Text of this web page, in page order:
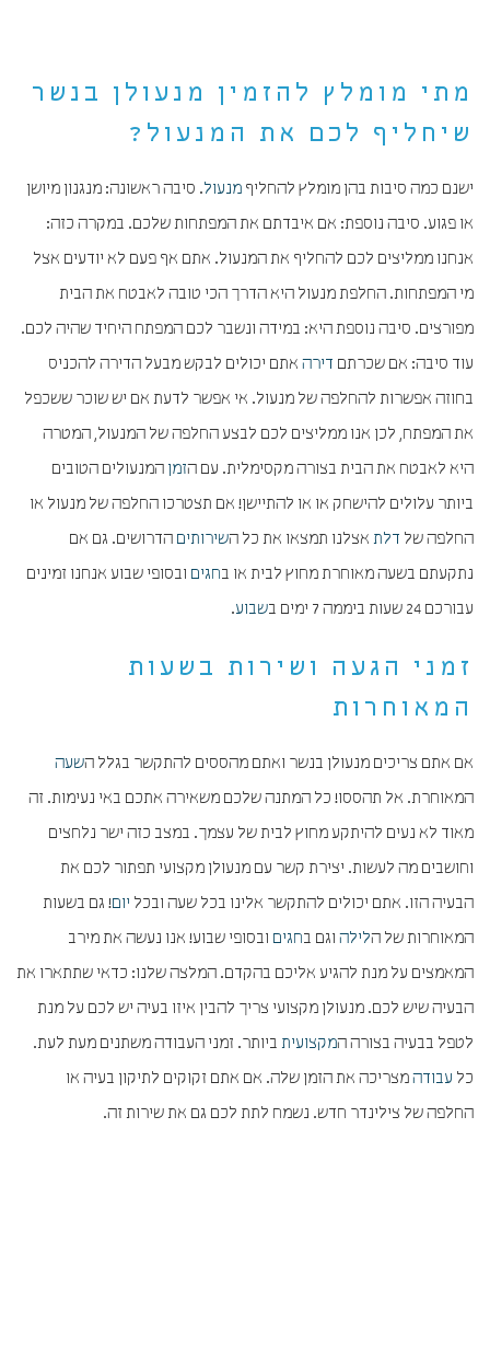
מתי מומלץ להזמין מנעולן בנשר
שיחליף לכם את המנעול?
ישנם כמה סיבות בהן מומלץ להחליף מנעול. סיבה ראשונה: מנגנון מיושן
או פגוע. סיבה נוספת: אם איבדתם את המפתחות שלכם. במקרה כזה:
אנחנו ממליצים לכם להחליף את המנעול. אתם אף פעם לא יודעים אצל
מי המפתחות. החלפת מנעול היא הדרך הכי טובה לאבטח את הבית
מפורצים. סיבה נוספת היא: במידה ונשבר לכם המפתח היחיד שהיה לכם.
עוד סיבה: אם שכרתם דירה אתם יכולים לבקש מבעל הדירה להכניס
בחוזה אפשרות להחלפה של מנעול. אי אפשר לדעת אם יש שוכר ששכפל
את המפתח, לכן אנו ממליצים לכם לבצע החלפה של המנעול, המטרה
היא לאבטח את הבית בצורה מקסימלית. עם הזמן המנעולים הטובים
ביותר עלולים להישחק או או להתיישן! אם תצטרכו החלפה של מנעול או
החלפה של דלת אצלנו תמצאו את כל השירותים הדרושים. גם אם
נתקעתם בשעה מאוחרת מחוץ לבית או בחגים ובסופי שבוע אנחנו זמינים
עבורכם 24 שעות ביממה 7 ימים ב
שבוע.
זמני הגעה ושירות בשעות
המאוחרות
אם אתם צריכים מנעולן בנשר ואתם מהססים להתקשר בגלל השעה
המאוחרת. אל תהססו! כל המתנה שלכם משאירה אתכם באי נעימות. זה
מאוד לא נעים להיתקע מחוץ לבית של עצמך. במצב כזה ישר נלחצים
וחושבים מה לעשות. יצירת קשר עם מנעולן מקצועי תפתור לכם את
הבעיה הזו. אתם יכולים להתקשר אלינו בכל שעה ובכל יום! גם בשעות
המאוחרות של הלילה וגם בחגים ובסופי שבוע! אנו נעשה את מירב
המאמצים על מנת להגיע אליכם בהקדם. המלצה שלנו: כדאי שתתארו את
הבעיה שיש לכם. מנעולן מקצועי צריך להבין איזו בעיה יש לכם על מנת
לטפל בבעיה בצורה המקצועית ביותר. זמני העבודה משתנים מעת לעת.
כל עבודהמצריכה את הזמן שלה. אם אתם זקוקים לתיקון בעיה או
החלפה של צילינדר חדש. נשמח לתת לכם גם את שירות זה.